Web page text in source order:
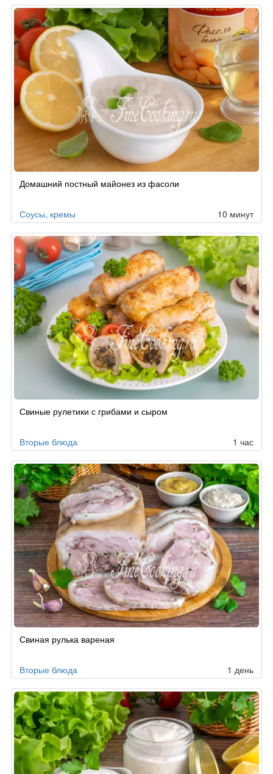
Домашний постный майонез из фасоли
Соусы, кремы 10 минут
Свиные рулетики с грибами и сыром
Вторые блюда 1 час
Свиная рулька вареная
Вторые блюда 1 день